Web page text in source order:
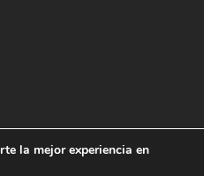
la mejor experiencia en